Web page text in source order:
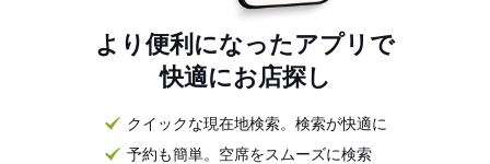
より便利になったアプリで
快適にお店探し
クイックな現在地検索。検索が快適に
予約も簡単。空席をスムーズに検索